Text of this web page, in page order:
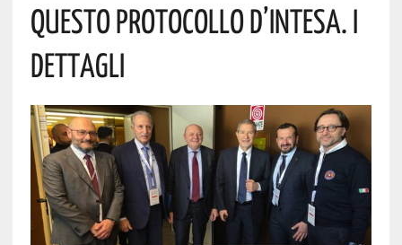
Questo Protocollo D’intesa. I
Dettagli